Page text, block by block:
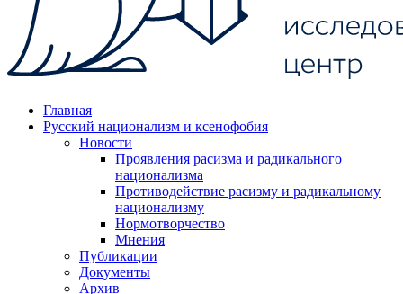
Главная
Русский национализм и ксенофобия
Новости
Проявления расизма и радикального
национализма
Противодействие расизму и радикальному
национализму
Нормотворчество
Мнения
Публикации
Документы
Архив